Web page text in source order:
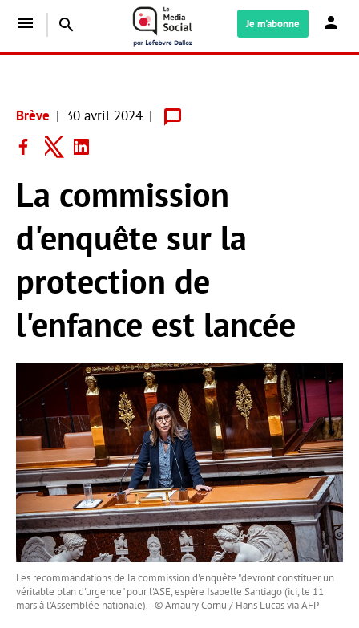
menu search Je m'abonne
Brève 30 avril 2024
La commission
d'enquête sur la
protection de
l'enfance est lancée
Les recommandations de la commission d'enquête "devront constituer un
véritable plan d'urgence" pour l'ASE, espère Isabelle Santiago (ici, le 11
mars à l'Assemblée nationale). - © Amaury Cornu / Hans Lucas via AFP